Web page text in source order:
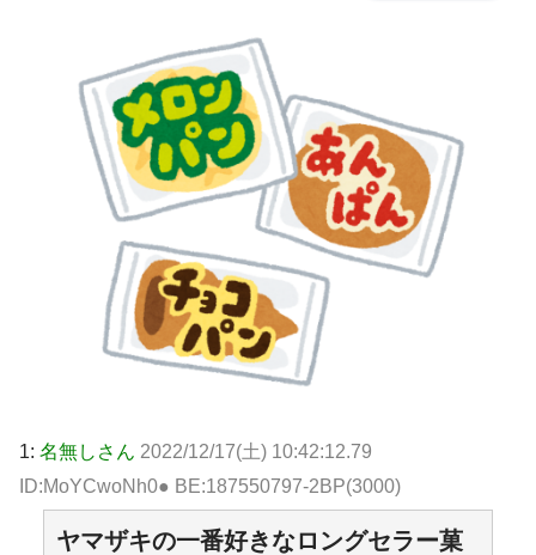
1: 名無しさん 2022/12/17(土) 10:42:12.79
ID:MoYCwoNh0● BE:187550797-2BP(3000)
ヤマザキの一番好きなロングセラー菓